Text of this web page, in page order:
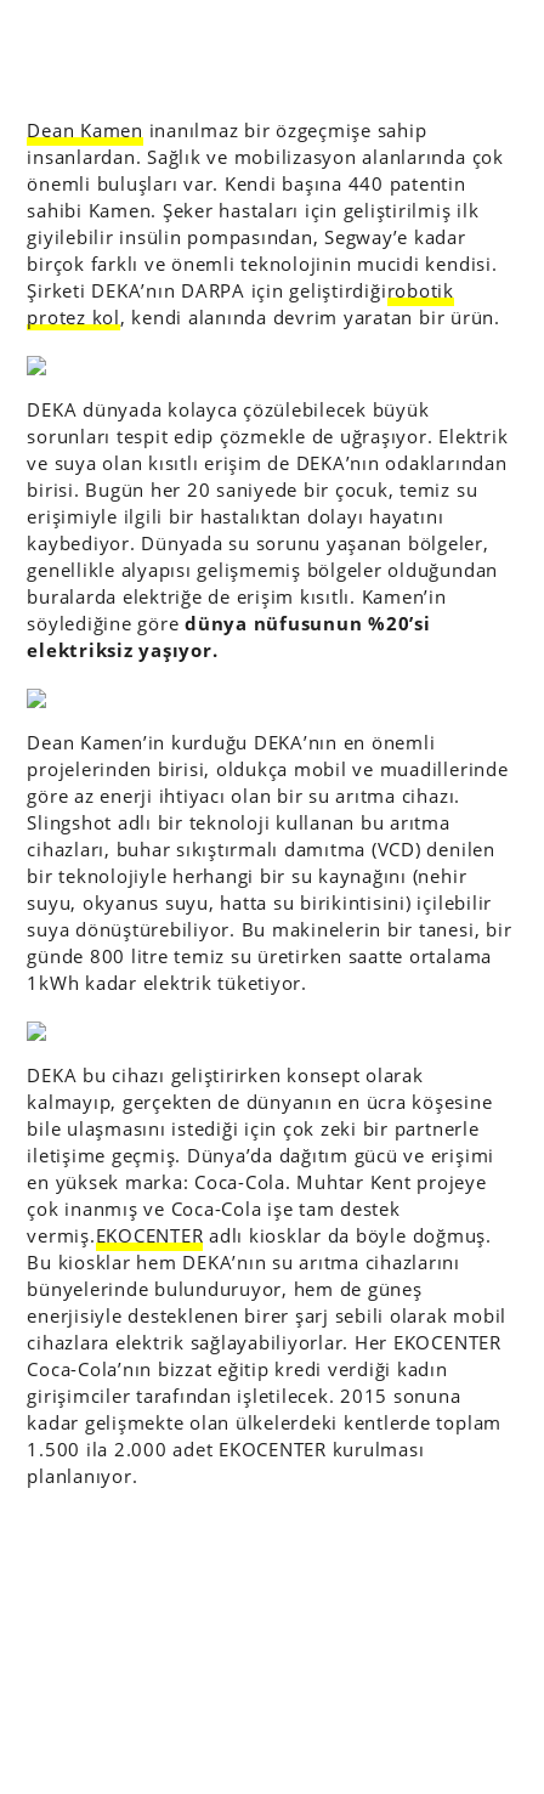
Dean Kamen inanılmaz bir özgeçmişe sahip
insanlardan. Sağlık ve mobilizasyon alanlarında çok
önemli buluşları var. Kendi başına 440 patentin
sahibi Kamen. Şeker hastaları için geliştirilmiş ilk
giyilebilir insülin pompasından, Segway’e kadar
birçok farklı ve önemli teknolojinin mucidi kendisi.
Şirketi DEKA’nın DARPA için geliştirdiğirobotik
protez kol, kendi alanında devrim yaratan bir ürün.
DEKA dünyada kolayca çözülebilecek büyük
sorunları tespit edip çözmekle de uğraşıyor. Elektrik
ve suya olan kısıtlı erişim de DEKA’nın odaklarından
birisi. Bugün her 20 saniyede bir çocuk, temiz su
erişimiyle ilgili bir hastalıktan dolayı hayatını
kaybediyor. Dünyada su sorunu yaşanan bölgeler,
genellikle alyapısı gelişmemiş bölgeler olduğundan
buralarda elektriğe de erişim kısıtlı. Kamen’in
söylediğine göredünya nüfusunun %20’si
elektriksiz yaşıyor.
Dean Kamen’in kurduğu DEKA’nın en önemli
projelerinden birisi, oldukça mobil ve muadillerinde
göre az enerji ihtiyacı olan bir su arıtma cihazı.
Slingshot adlı bir teknoloji kullanan bu arıtma
cihazları, buhar sıkıştırmalı damıtma (VCD) denilen
bir teknolojiyle herhangi bir su kaynağını (nehir
suyu, okyanus suyu, hatta su birikintisini) içilebilir
suya dönüştürebiliyor. Bu makinelerin bir tanesi, bir
günde 800 litre temiz su üretirken saatte ortalama
1kWh kadar elektrik tüketiyor.
DEKA bu cihazı geliştirirken konsept olarak
kalmayıp, gerçekten de dünyanın en ücra köşesine
bile ulaşmasını istediği için çok zeki bir partnerle
iletişime geçmiş. Dünya’da dağıtım gücü ve erişimi
en yüksek marka: Coca-Cola. Muhtar Kent projeye
çok inanmış ve Coca-Cola işe tam destek
vermiş.EKOCENTER adlı kiosklar da böyle doğmuş.
Bu kiosklar hem DEKA’nın su arıtma cihazlarını
bünyelerinde bulunduruyor, hem de güneş
enerjisiyle desteklenen birer şarj sebili olarak mobil
cihazlara elektrik sağlayabiliyorlar. Her EKOCENTER
Coca-Cola’nın bizzat eğitip kredi verdiği kadın
girişimciler tarafından işletilecek. 2015 sonuna
kadar gelişmekte olan ülkelerdeki kentlerde toplam
1.500 ila 2.000 adet EKOCENTER kurulması
planlanıyor.